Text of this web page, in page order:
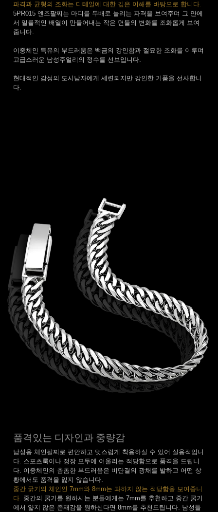
파격과 균형의 조화는 디테일에 대한 깊은 이해를 바탕으로 합니다.
5PR015 엔조팔찌는 마디를 두배로 늘리는 파격을 보여주며 그 안에
서 일률적인 배열이 만들어내는 작은 면들의 변화를 조화롭게 보여
줍니다.
이중체인 특유의 부드러움은 백금의 강인함과 절묘한 조화를 이루며
고급스러운 남성주얼리의 정수를 선보입니다.
현대적인 감성의 도시남자에게 세련되지만 강인한 기품을 선사합니
다.
품격있는 디자인과 중량감
남성용 체인팔찌로 편안하고 멋스럽게 착용하실 수 있어 실용적입니
다. 스포츠룩이나 정장 모두에 어울리는 적당함으로 품격을 드립니
다. 이중체인의 촘촘한 부드러움은 비단결의 광채를 발하고 어떤 상
황에서도 품격을 잃지 않습니다.
중간 굵기의 체인인 7mm와 8mm는 과하지 않는 적당함을 보여줍니
다. 중간의 굵기를 원하시는 분들에게는 7mm를 추천하고 중간 굵기
에서 얇지 않은 존재감을 원하신다면 8mm를 추천드립니다. 남성들